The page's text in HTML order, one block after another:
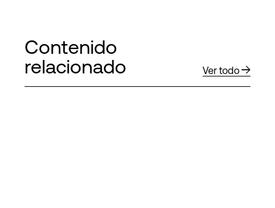
Contenido
relacionado
Ver todo